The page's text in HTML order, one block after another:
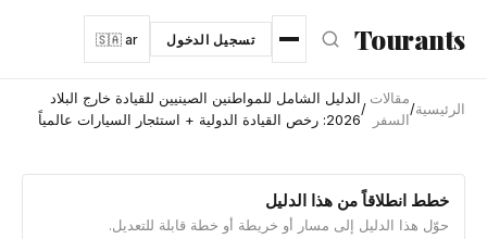
انتقل إلى المحتوى الرئيسي
Tourants تسجيل الدخول 🇸🇦 ar
الرئيسية/
مقالات
السفر
/
الدليل الشامل للمواطنين الصينيين للقيادة خارج البلاد
2026: رخص القيادة الدولية + استئجار السيارات عالمياً
خطط انطلاقاً من هذا الدليل
حوّل هذا الدليل إلى مسار أو خريطة أو خطة قابلة للتعديل.